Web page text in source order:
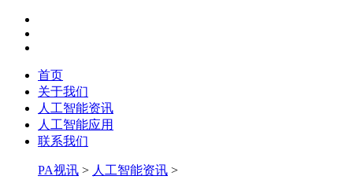
首页
关于我们
人工智能资讯
人工智能应用
联系我们
PA视讯 > 人工智能资讯 >